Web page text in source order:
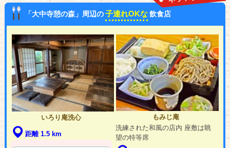
「大中寺憩の森」周辺の子連れOKな 飲食店
いろり庵洗心
距離 1.5 km
もみじ庵
洗練された和風の店内 座敷は眺
望の特等席